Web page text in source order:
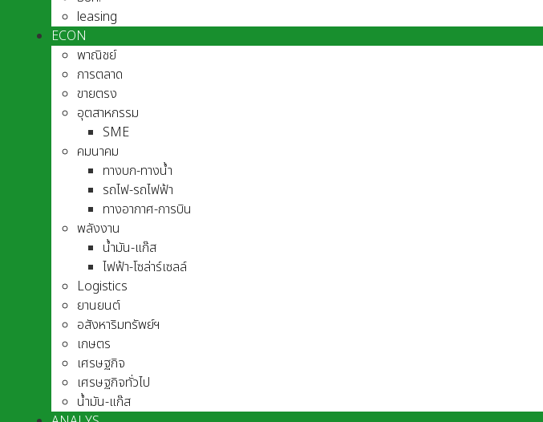
leasing
ECON
พาณิชย์
การตลาด
ขายตรง
อุตสาหกรรม
SME
คมนาคม
ทางบก-ทางน้ำ
รถไฟ-รถไฟฟ้า
ทางอากาศ-การบิน
พลังงาน
น้ำมัน-แก๊ส
ไฟฟ้า-โซล่าร์เซลล์
Logistics
ยานยนต์
อสังหาริมทรัพย์ฯ
เกษตร
เศรษฐกิจ
เศรษฐกิจทั่วไป
น้ำมัน-แก๊ส